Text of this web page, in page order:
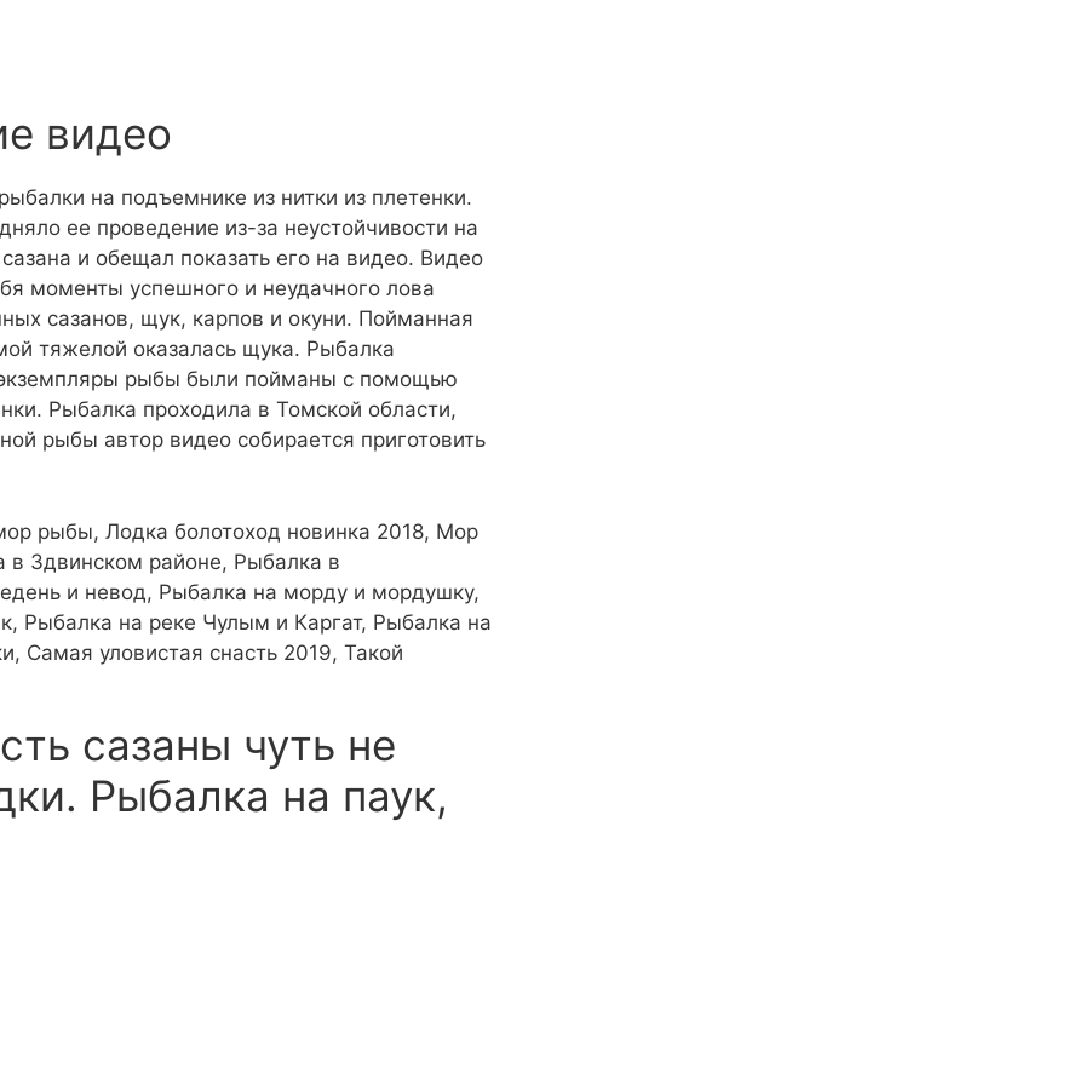
видео
на подъемнике из нитки из плетенки.
ее проведение из-за неустойчивости на
и обещал показать его на видео. Видео
моменты успешного и неудачного лова
сазанов, щук, карпов и окуни. Пойманная
тяжелой оказалась щука. Рыбалка
рыбы были пойманы с помощью
Рыбалка проходила в Томской области,
рыбы автор видео собирается приготовить
рыбы, Лодка болотоход новинка 2018, Мор
Здвинском районе, Рыбалка в
и невод, Рыбалка на морду и мордушку,
Рыбалка на реке Чулым и Каргат, Рыбалка на
Самая уловистая снасть 2019, Такой
сазаны чуть не
Рыбалка на паук,